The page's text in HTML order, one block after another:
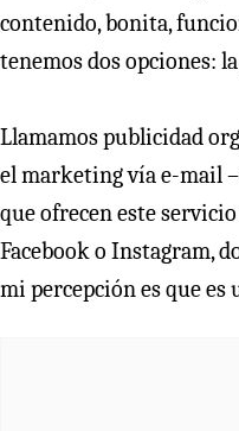
contenido, bonita,
tenemos dos opciones:
Llamamos publicidad
el marketing vía e-mail
que ofrecen este
Facebook o Instagram,
mi percepción es que es